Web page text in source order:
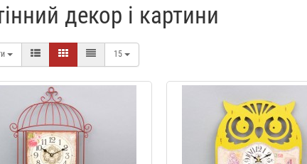
Набір для ванної "Akvatika"
YX037
Набір для ванної "Akvatika big"
YX047
589 грн.
Диспенсер для
"Stenson" YX027
219 грн.
декор і картини
15